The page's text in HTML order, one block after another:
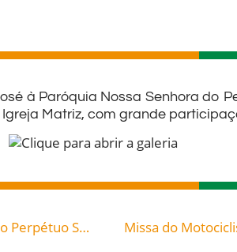
à Paróquia Nossa Senhora do
Matriz, com grande
Missa de Encerramento Visita Pastoral na Paróquia N. Sra. do Perpétuo Socorro, Blumenau – Álbum 1
Missa do